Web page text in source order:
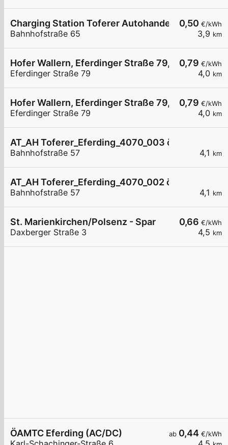
0,50 €/kWh
3,9 km
Charging Station Toferer Autohandel und Service
Bahnhofstraße 65
0,79 €/kWh
4,0 km
Hofer Wallern, Eferdinger Straße 79, 01
Eferdinger Straße 79
0,79 €/kWh
4,0 km
Hofer Wallern, Eferdinger Straße 79, 02
Eferdinger Straße 79
4,1 km
AT_AH Toferer_Eferding_4070_003 öffentlich
Bahnhofstraße 57
4,1 km
AT_AH Toferer_Eferding_4070_002 öffentlich
Bahnhofstraße 57
0,66 €/kWh
4,5 km
St. Marienkirchen/Polsenz - Spar
Daxberger Straße 3
ab 0,44 €/kWh
ÖAMTC Eferding (AC/DC)